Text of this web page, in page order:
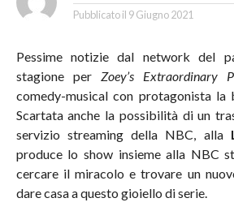
Pubblicato il 9 Giugno 2021
Pessime notizie dal network del
stagione per Zoey’s Extraordinary
comedy-musical con protagonista la
Scartata anche la possibilità di un
servizio streaming della NBC, alla
produce lo show insieme alla NBC
cercare il miracolo e trovare un
dare casa a questo gioiello di serie.